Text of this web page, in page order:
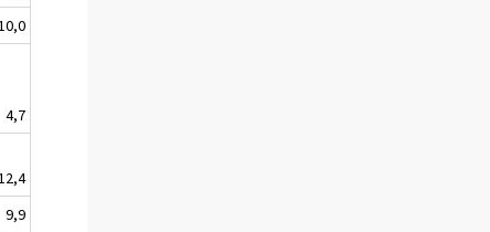
4,7
9,9